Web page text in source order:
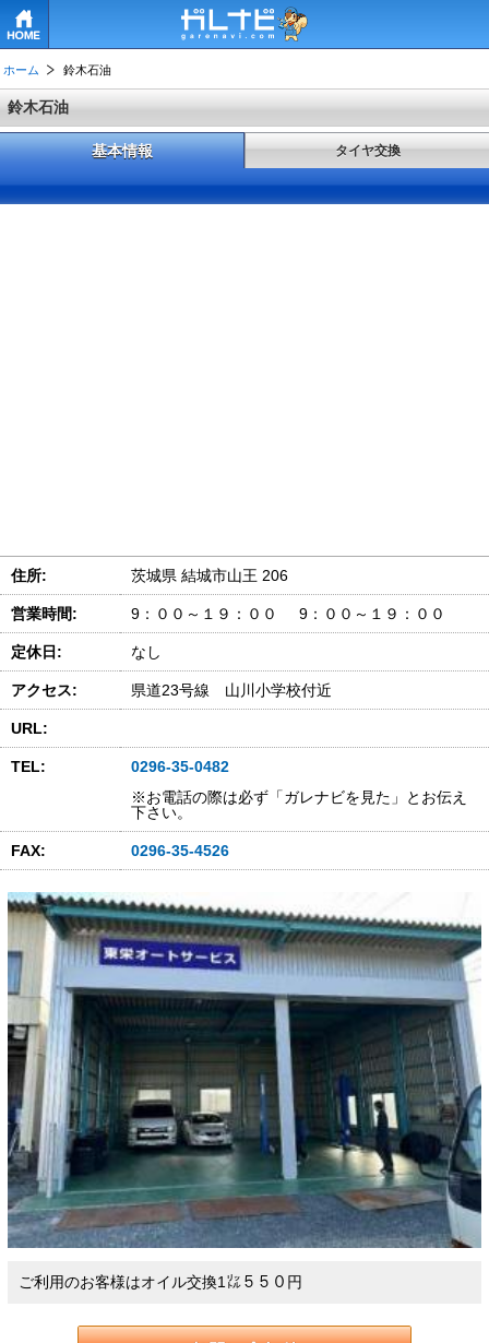
ホーム 鈴木石油
鈴木石油
基本情報 タイヤ交換
住所: 茨城県 結城市山王 206
営業時間: 9：００～１９：００ 9：００～１９：００
定休日: なし
アクセス: 県道23号線 山川小学校付近
URL:
TEL:
0296-35-0482
※お電話の際は必ず「ガレナビを見た」とお伝え
下さい。
FAX: 0296-35-4526
ご利用のお客様はオイル交換1㍑５５０円